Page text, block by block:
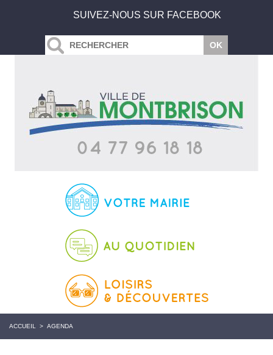
SUIVEZ-NOUS SUR FACEBOOK
ACCUEIL > AGENDA